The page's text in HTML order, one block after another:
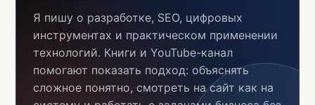
Я пишу о разработке, SEO, цифровых
инструментах и практическом применении
технологий. Книги и YouTube-канал
помогают показать подход: объяснять
сложное понятно, смотреть на сайт как на